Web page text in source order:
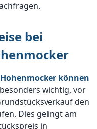
bei
können
wichtig, vor
den
Dies gelingt am
in